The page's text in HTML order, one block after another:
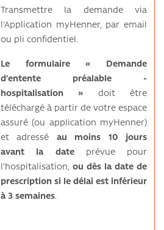
Transmettre la demande via
l'Application myHenner, par email
ou pli confidentiel.
Le formulaire « Demande
d’entente préalable -
hospitalisation » doit être
téléchargé à partir de votre espace
assuré (ou application myHenner)
et adressé au moins 10 jours
avant la dateprévue pour
l’hospitalisation, ou dès la date de
prescription si le délai est inférieur
à 3 semaines.